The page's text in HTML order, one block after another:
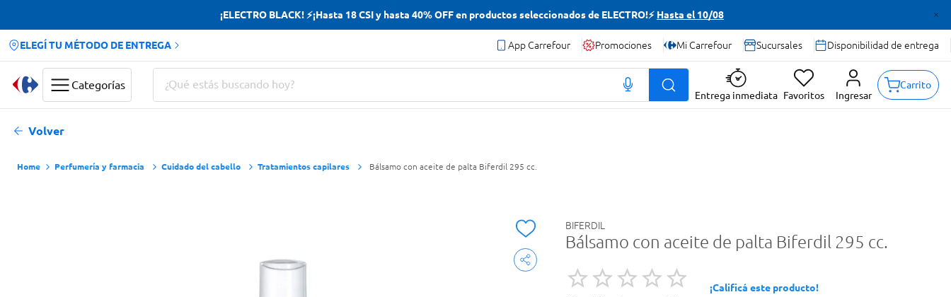
¡ELECTRO BLACK! ⚡¡Hasta 18 CSI y hasta 40% OFF en productos seleccionados de ELECTRO!⚡ Hasta el 10/08
ELEGÍ TU MÉTODO DE ENTREGA App Carrefour Promociones Mi Carrefour Sucursales Disponibilidad de entrega
Categorías
¿Qué estás buscando hoy?
Entrega inmediata Favoritos Ingresar
Carrito
Volver
Perfumería y farmacia Cuidado del cabello Tratamientos capilares Bálsamo con aceite de palta Biferdil 295 cc.
BIFERDIL
Bálsamo con aceite de palta Biferdil 295 cc.
¡Calificá este producto!
Términos más buscados